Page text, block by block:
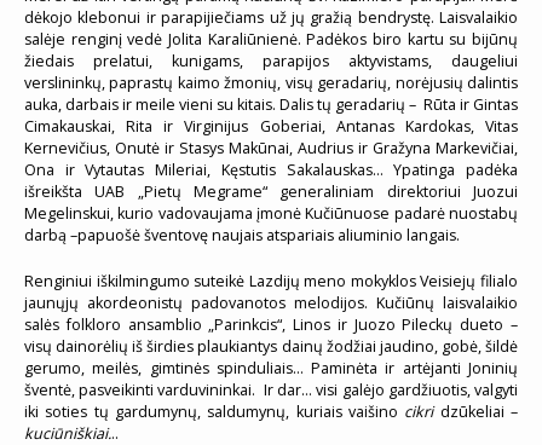
dėkojo klebonui ir parapijiečiams už jų gražią bendrystę. Laisvalaikio
salėje renginį vedė Jolita Karaliūnienė. Padėkos biro kartu su bijūnų
žiedais prelatui, kunigams, parapijos aktyvistams, daugeliui
verslininkų, paprastų kaimo žmonių, visų geradarių, norėjusių dalintis
auka, darbais ir meile vieni su kitais. Dalis tų geradarių – Rūta ir Gintas
Cimakauskai, Rita ir Virginijus Goberiai, Antanas Kardokas, Vitas
Kernevičius, Onutė ir Stasys Makūnai, Audrius ir Gražyna Markevičiai,
Ona ir Vytautas Mileriai, Kęstutis Sakalauskas… Ypatinga padėka
išreikšta UAB „Pietų Megrame“ generaliniam direktoriui Juozui
Megelinskui, kurio vadovaujama įmonė Kučiūnuose padarė nuostabų
darbą –papuošė šventovę naujais atspariais aliuminio langais.
Renginiui iškilmingumo suteikė Lazdijų meno mokyklos Veisiejų filialo
jaunųjų akordeonistų padovanotos melodijos. Kučiūnų laisvalaikio
salės folkloro ansamblio „Parinkcis“, Linos ir Juozo Pileckų dueto –
visų dainorėlių iš širdies plaukiantys dainų žodžiai jaudino, gobė, šildė
gerumo, meilės, gimtinės spinduliais… Paminėta ir artėjanti Joninių
šventė, pasveikinti varduvininkai. Ir dar… visi galėjo gardžiuotis, valgyti
iki soties tų gardumynų, saldumynų, kuriais vaišino cikridzūkeliai –
kuciūniškiai...